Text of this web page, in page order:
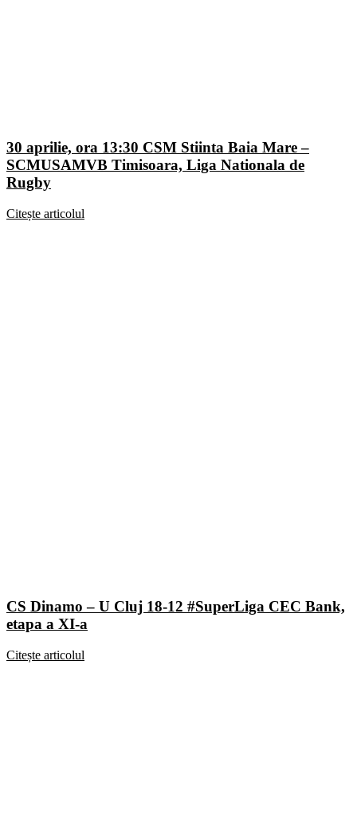
30 aprilie, ora 13:30 CSM Stiinta Baia Mare –
SCMUSAMVB Timisoara, Liga Nationala de
Rugby
Citește articolul
CS Dinamo – U Cluj 18-12 #SuperLiga CEC Bank,
etapa a XI-a
Citește articolul